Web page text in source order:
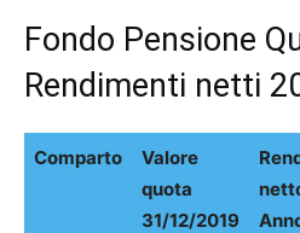
Fondo Pensione
Rendimenti netti
Comparto
Valore
quota
31/12/2019